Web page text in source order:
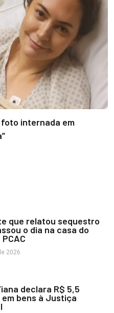
internada em
que relatou sequestro
o dia na casa do
2026
declara R$ 5,5
em bens à Justiça